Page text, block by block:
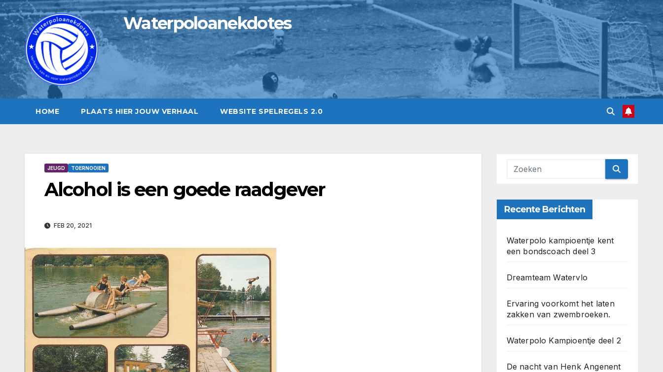
Ga
naar
de
inhoud
Waterpoloanekdotes
HOME PLAATS HIER JOUW VERHAAL WEBSITE SPELREGELS 2.0
JEUGD TOERNOOIEN
Alcohol is een goede raadgever
FEB 20, 2021
Recente Berichten
Waterpolo kampioentje kent
een bondscoach deel 3
Dreamteam Watervlo
Ervaring voorkomt het laten
zakken van zwembroeken.
Waterpolo Kampioentje deel 2
De nacht van Henk Angenent